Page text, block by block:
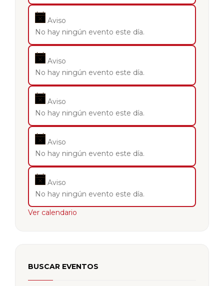
Aviso
No hay ningún evento este día.
Aviso
No hay ningún evento este día.
Aviso
No hay ningún evento este día.
Aviso
No hay ningún evento este día.
Aviso
No hay ningún evento este día.
Ver calendario
BUSCAR EVENTOS